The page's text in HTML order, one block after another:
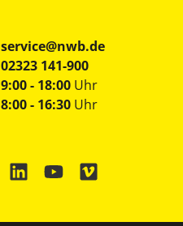
service@nwb.de
02323 141-900
9:00 - 18:00 Uhr
8:00 - 16:30 Uhr